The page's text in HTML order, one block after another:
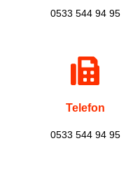
0533 544 94 95
Telefon
0533 544 94 95